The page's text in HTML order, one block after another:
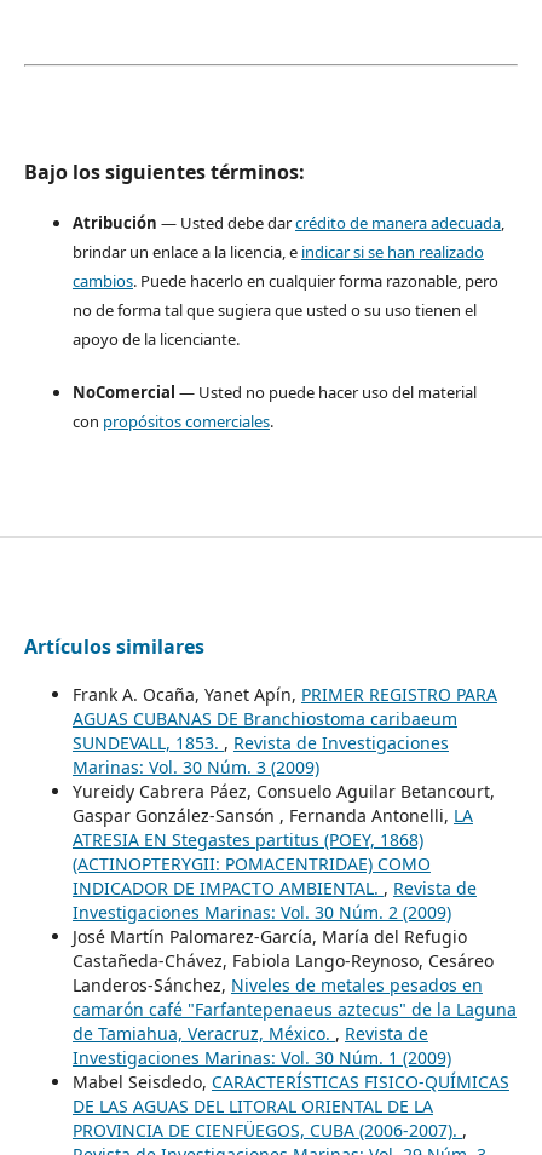
Bajo los siguientes términos:
Atribución — Usted debe darcrédito de manera adecuada,
brindar un enlace a la licencia, e indicar si se han realizado
cambios. Puede hacerlo en cualquier forma razonable, pero
no de forma tal que sugiera que usted o su uso tienen el
apoyo de la licenciante.
NoComercial — Usted no puede hacer uso del material
con propósitos comerciales.
Artículos similares
Frank A. Ocaña, Yanet Apín, PRIMER REGISTRO PARA
AGUAS CUBANAS DE Branchiostoma caribaeum
SUNDEVALL, 1853. , Revista de Investigaciones
Marinas: Vol. 30 Núm. 3 (2009)
Yureidy Cabrera Páez, Consuelo Aguilar Betancourt,
Gaspar González-Sansón , Fernanda Antonelli, LA
ATRESIA EN Stegastes partitus (POEY, 1868)
(ACTINOPTERYGII: POMACENTRIDAE) COMO
INDICADOR DE IMPACTO AMBIENTAL. , Revista de
Investigaciones Marinas: Vol. 30 Núm. 2 (2009)
José Martín Palomarez-García, María del Refugio
Castañeda-Chávez, Fabiola Lango-Reynoso, Cesáreo
Landeros-Sánchez, Niveles de metales pesados en
camarón café "Farfantepenaeus aztecus" de la Laguna
de Tamiahua, Veracruz, México. , Revista de
Investigaciones Marinas: Vol. 30 Núm. 1 (2009)
Mabel Seisdedo, CARACTERÍSTICAS FISICO-QUÍMICAS
DE LAS AGUAS DEL LITORAL ORIENTAL DE LA
PROVINCIA DE CIENFÜEGOS, CUBA (2006-2007). ,